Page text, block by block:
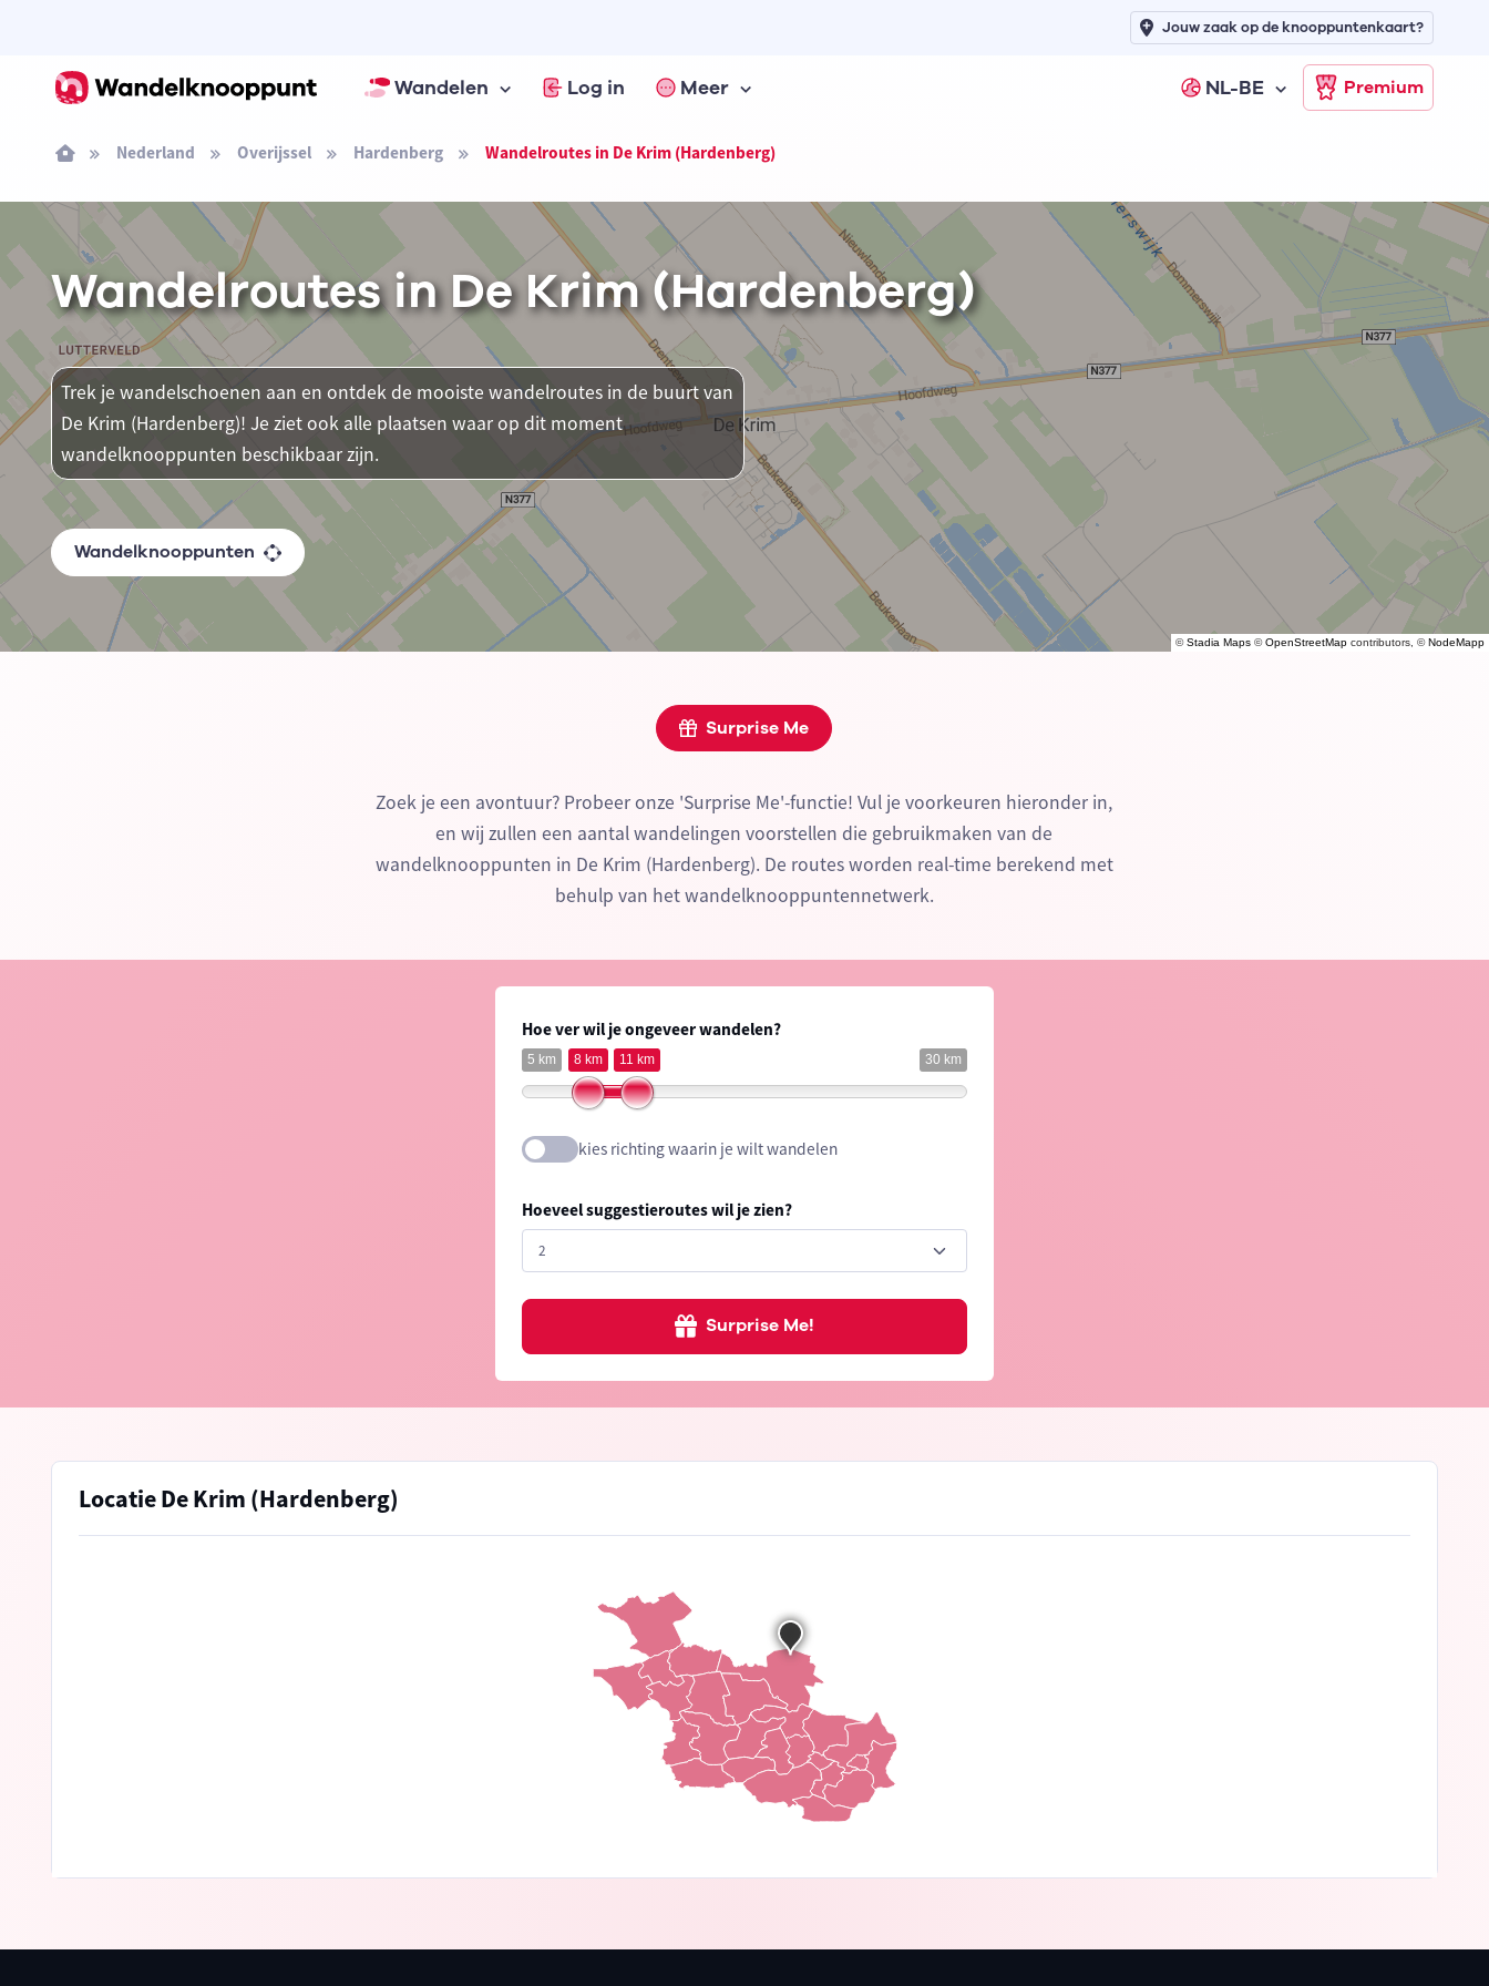
Wandelen Log in Meer NL-BE Premium
Jouw zaak op de knooppuntenkaart?
Nederland Overijssel Hardenberg Wandelroutes in De Krim (Hardenberg)
©Stadia Maps ©OpenStreetMap contributors, ©NodeMapp
Wandelroutes in De Krim (Hardenberg)
Trek je wandelschoenen aan en ontdek de mooiste wandelroutes in de buurt van
De Krim (Hardenberg)! Je ziet ook alle plaatsen waar op dit moment
wandelknooppunten beschikbaar zijn.
Wandelknooppunten
Surprise Me
Zoek je een avontuur? Probeer onze 'Surprise Me'-functie! Vul je voorkeuren hieronder in,
en wij zullen een aantal wandelingen voorstellen die gebruikmaken van de
wandelknooppunten in De Krim (Hardenberg). De routes worden real-time berekend met
behulp van het wandelknooppuntennetwerk.
Hoe ver wil je ongeveer wandelen?
5 km 30 km
8 km 11 km
kies richting waarin je wilt wandelen
Hoeveel suggestieroutes wil je zien?
Surprise Me!
Locatie De Krim (Hardenberg)